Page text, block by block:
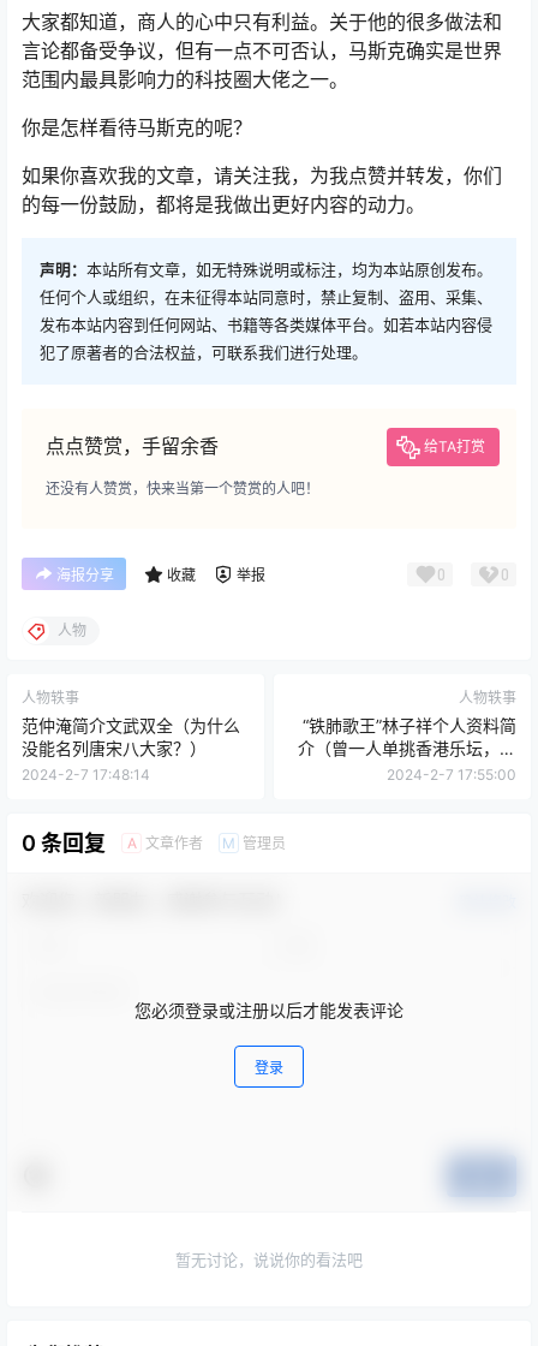
大家都知道，商人的心中只有利益。关于他的很多做法和
言论都备受争议，但有一点不可否认，马斯克确实是世界
范围内最具影响力的科技圈大佬之一。
你是怎样看待马斯克的呢？
如果你喜欢我的文章，请关注我，为我点赞并转发，你们
的每一份鼓励，都将是我做出更好内容的动力。
声明： 本站所有文章，如无特殊说明或标注，均为本站原创发布。
任何个人或组织，在未征得本站同意时，禁止复制、盗用、采集、
发布本站内容到任何网站、书籍等各类媒体平台。如若本站内容侵
犯了原著者的合法权益，可联系我们进行处理。
点点赞赏，手留余香 给TA打赏
还没有人赞赏，快来当第一个赞赏的人吧！
海报分享 收藏 举报 0 0
人物
人物轶事
范仲淹简介文武双全（为什么
没能名列唐宋八大家？）
2024-2-7 17:48:14
人物轶事
“铁肺歌王”林子祥个人资料简
介（曾一人单挑香港乐坛，后
因偷窃险些跌落神坛）
2024-2-7 17:55:00
0 条回复 A 文章作者 M 管理员
您必须登录或注册以后才能发表评论
登录
暂无讨论，说说你的看法吧